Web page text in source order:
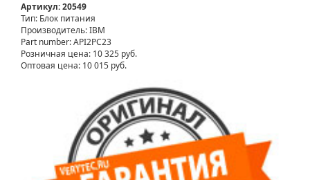
Артикул: 20549
Тип: Блок питания
Производитель: IBM
Part number: API2PC23
Розничная цена: 10 325 руб.
Оптовая цена: 10 015 руб.